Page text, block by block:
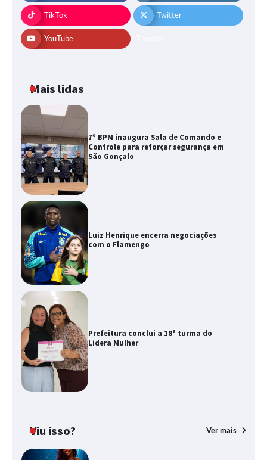
TikTok Twitter
YouTube
Mais lidas
7º BPM inaugura Sala de Comando e
Controle para reforçar segurança em
São Gonçalo
Luiz Henrique encerra negociações
com o Flamengo
Prefeitura conclui a 18ª turma do
Lidera Mulher
Viu isso? Ver mais